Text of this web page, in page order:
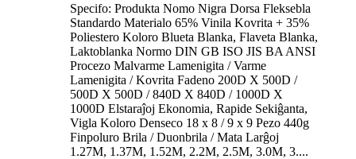
Specifo: Produkta Nomo Nigra Dorsa Fleksebla
Standardo Materialo 65% Vinila Kovrita + 35%
Poliestero Koloro Blueta Blanka, Flaveta Blanka,
Laktoblanka Normo DIN GB ISO JIS BA ANSI
Procezo Malvarme Lamenigita / Varme
Lamenigita / Kovrita Fadeno 200D X 500D /
500D X 500D / 840D X 840D / 1000D X
1000D Elstaraĵoj Ekonomia, Rapide Sekiĝanta,
Vigla Koloro Denseco 18 x 8 / 9 x 9 Pezo 440g
Finpoluro Brila / Duonbrila / Mata Larĝoj
1.27M, 1.37M, 1.52M, 2.2M, 2.5M, 3.0M, 3....